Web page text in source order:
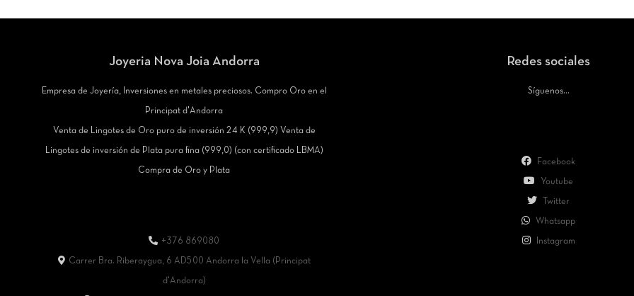
Joyeria Nova Joia Andorra
Empresa de Joyería, Inversiones en metales preciosos. Compro Oro en el
Principat d'Andorra
Venta de Lingotes de Oro puro de inversión 24 K (999,9) Venta de
Lingotes de inversión de Plata pura fina (999,0) (con certificado LBMA)
Compra de Oro y Plata
+376 869080
Carrer Bra. Riberaygua, 6 AD500 Andorra la Vella (Principat
d'Andorra)
Redes sociales
Síguenos...
Facebook
Youtube
Twitter
Whatsapp
Instagram